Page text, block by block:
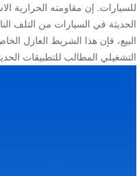
للسيارات. إن مقاومته الحرارية
الحديثة في السيارات من التلف
البيع، فإن هذا الشريط العازل
التشغيلي المطالب للتطبيقات